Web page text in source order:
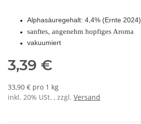
Alphasäuregehalt: 4,4% (Ernte 2024)
sanftes, angenehm hopfiges Aroma
vakuumiert
3,39 €
33,90 € pro 1 kg
inkl. 20% USt. , zzgl. Versand